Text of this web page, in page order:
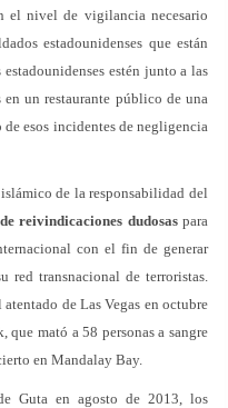
el nivel de vigilancia necesario
estadounidenses que están
estén junto a las
un restaurante público de una
esos incidentes de negligencia
de la responsabilidad del
reivindicaciones dudosaspara
con el fin de generar
red transnacional de terroristas.
de Las Vegas en octubre
que mató a 58 personas a sangre
en Mandalay Bay.
Guta en agosto de 2013, los